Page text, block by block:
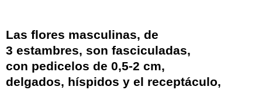
Las flores masculinas, de
3 estambres, son fasciculadas,
con pedicelos de 0,5-2 cm,
delgados, híspidos y el receptáculo,